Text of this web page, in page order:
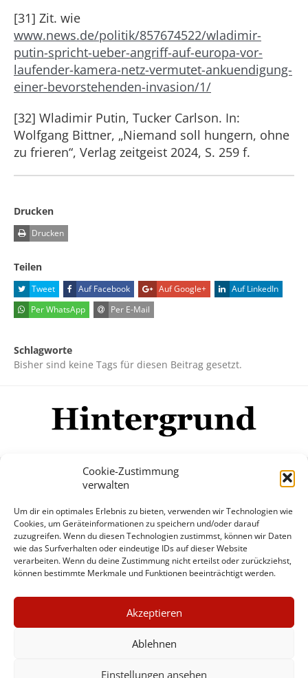
Cookie-Zustimmung
verwalten
Um dir ein optimales Erlebnis zu bieten, verwenden wir Technologien wie
Cookies, um Geräteinformationen zu speichern und/oder darauf
zuzugreifen. Wenn du diesen Technologien zustimmst, können wir Daten
wie das Surfverhalten oder eindeutige IDs auf dieser Website
verarbeiten. Wenn du deine Zustimmung nicht erteilst oder zurückziehst,
können bestimmte Merkmale und Funktionen beeinträchtigt werden.
Akzeptieren
Ablehnen
Einstellungen ansehen
[31] Zit. wie
www.news.de/politik/857674522/wladimir-
putin-spricht-ueber-angriff-auf-europa-vor-
laufender-kamera-netz-vermutet-ankuendigung-
einer-bevorstehenden-invasion/1/
[32] Wladimir Putin, Tucker Carlson. In:
Wolfgang Bittner, „Niemand soll hungern, ohne
zu frieren“, Verlag zeitgeist 2024, S. 259 f.
Drucken
Drucken
Teilen
Tweet Auf Facebook Auf Google+
Auf LinkedIn
Per WhatsApp
Per E-Mail
Schlagworte
Bisher sind keine Tags für diesen Beitrag gesetzt.
Mehr
© Copyright Hintergrund.de, 2015 - 2026
Zum Newsletter jetzt kostenlos
anmelden
erscheint ca. alle 4 Wochen
×